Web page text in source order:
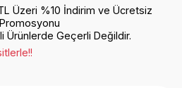
Üzeri %10 İndirim ve Ücretsiz
Ürünlerde Geçerli Değildir.